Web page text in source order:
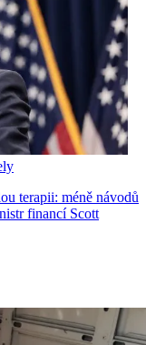
terapii: méně návodů
financí Scott